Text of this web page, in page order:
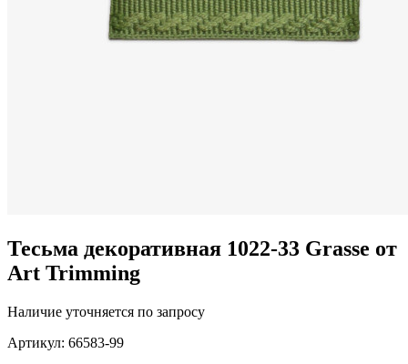
Тесьма декоративная 1022-33 Grasse от
Art Trimming
Наличие уточняется по запросу
Артикул: 66583-99